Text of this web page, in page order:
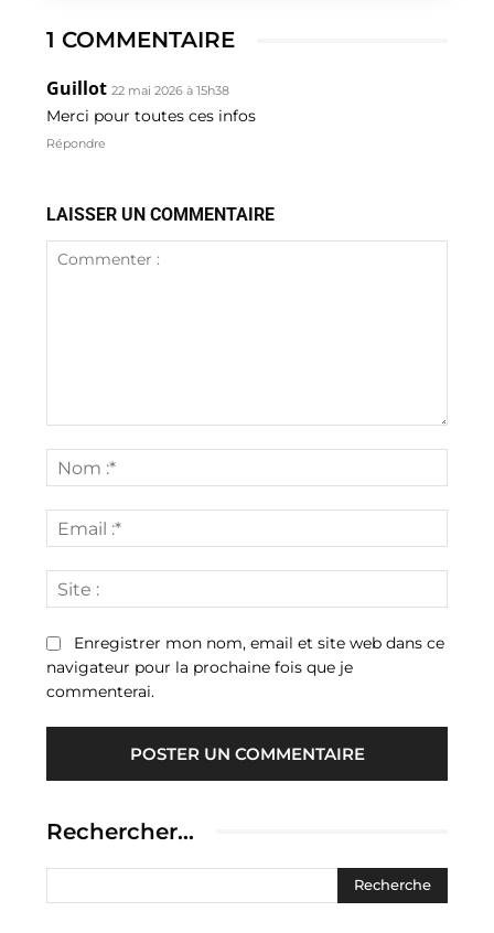
1 COMMENTAIRE
Guillot 22 mai 2026 à 15h38
Merci pour toutes ces infos
Répondre
LAISSER UN COMMENTAIRE
:*
:*
:
Enregistrer mon nom, email et site web dans ce
navigateur pour la prochaine fois que je
commenterai.
Rechercher…